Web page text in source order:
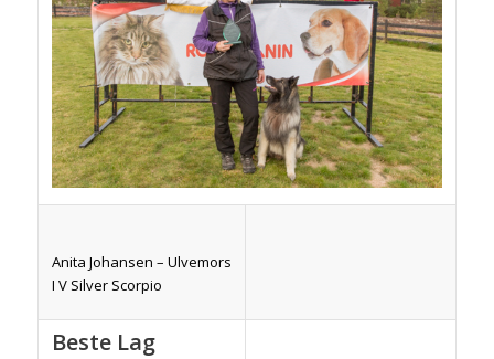
Anita Johansen – Ulvemors
I V Silver Scorpio
Beste Lag